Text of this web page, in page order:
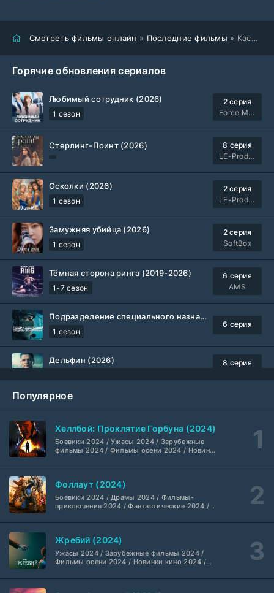
Смотреть фильмы онлайн » Последние фильмы » Каса Гранде (2026)
Горячие обновления сериалов
Любимый сотрудник (2026)
1 сезон
2 серия
Force Media
Стерлинг-Поинт (2026)
8 серия
LE-Production
Осколки (2026)
1 сезон
2 серия
LE-Production
Замужняя убийца (2026)
1 сезон
2 серия
SoftBox
Тёмная сторона ринга (2019-2026)
1-7 сезон
6 серия
AMS
Подразделение специального назначения (2026)
1 сезон
6 серия
Дельфин (2026)
8 серия
Шугар (2026)
Укрытие (2026)
1-3 сезон
5 серия
HDrezka Studio
Мыс страха (2026)
1 сезон
Dragon Money Studio
Библиотекари: Следующая глава (2026)
2 серия
Популярное
Хеллбой: Проклятие Горбуна (2024)
Боевики 2024 / Ужасы 2024 / Зарубежные
фильмы 2024 / Фильмы осени 2024 / Новинки
2024 / Американские фильмы / Фильмы
высоким рейтингом / Интересные фильмы /
Крутые фильмы / Популярные фильмы
Фоллаут (2024)
Боевики 2024 / Драмы 2024 / Фильмы-
приключения 2024 / Фантастические 2024 /
смотреть / Сериалы в 4K UHD / Американские
Жребий (2024)
Ужасы 2024 / Зарубежные фильмы 2024 /
Фильмы осени 2024 / Новинки кино 2024 /
Американские фильмы / Фильмы смотреть /